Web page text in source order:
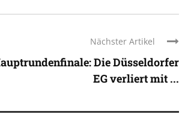
Nächster Artikel
Die Düsseldorfer
EG verliert mit ...